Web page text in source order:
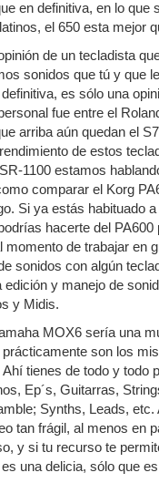
en definitiva, en lo que
el 650 esta mejor
de un tecladista
sonidos que tú y que
es sólo una
fue entre el
arriba aún quedan el
de estos
1100 estamos
comparar el Korg
Si ya estás habituado
hacerte del PA600
momento de trabajar en
sonidos con algún
edición y manejo de
y Midis.
MOX6 sería una
son los
tienes de todo y todo
Ep´s, Guitarras,
Synths, Leads, etc.
tan frágil, al menos en
y si tu recurso te
una delicia, sólo que